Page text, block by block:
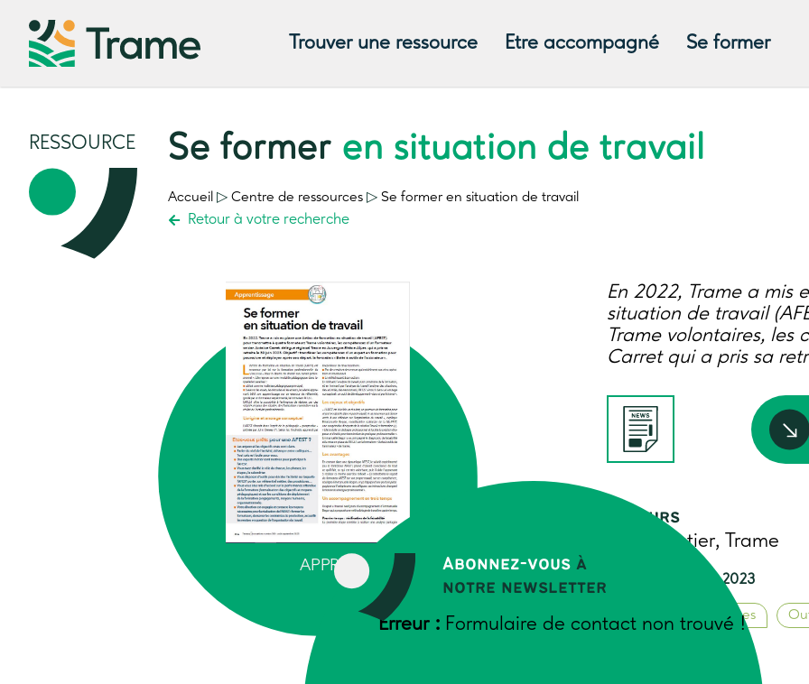
Trouver une ressource Etre accompagné Se former
Abonnez-vous à
notre newsletter
Erreur : Formulaire de contact non trouvé !
RESSOURCE Se former en situation de travail
Accueil ▷ Centre de ressources ▷ Se former en situation de travail
Retour à votre recherche
APPRENTISSAGE
En 2022, Trame a mis
situation de travail
Trame volontaires, les
Carret qui a pris sa
Auteurs
Muriel Astier, Trame
Août-Septembre 2023
Animation de groupes